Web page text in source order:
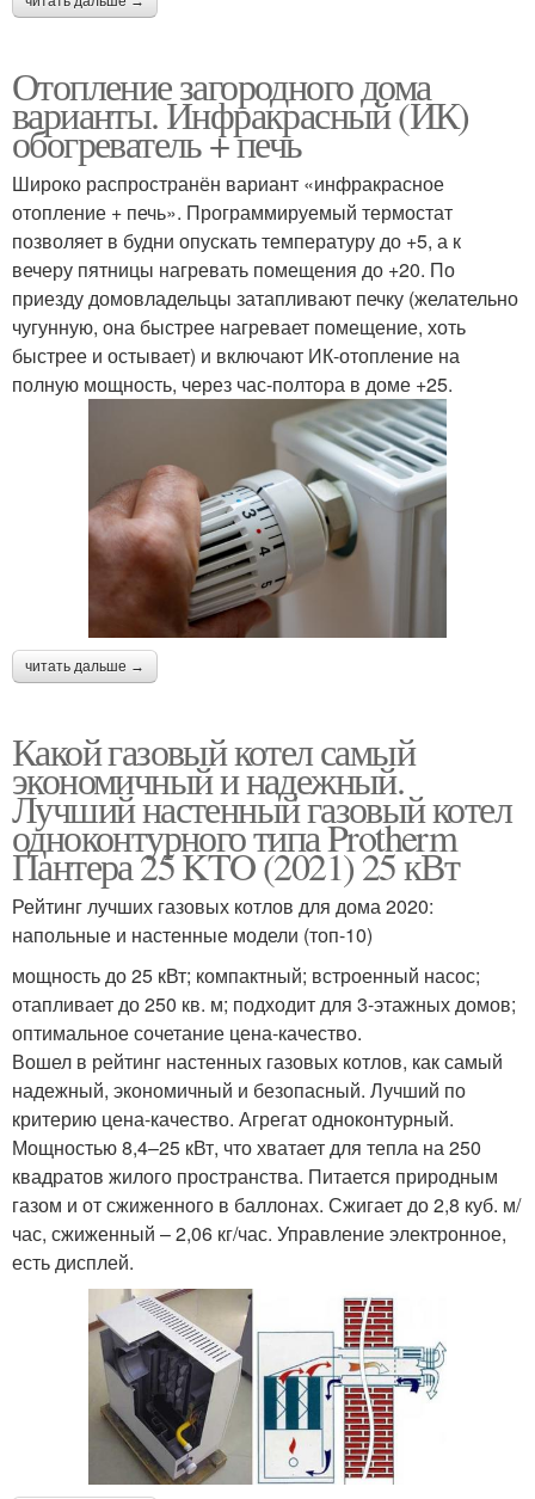
Отопление загородного дома
варианты. Инфракрасный (ИК)
обогреватель + печь
Широко распространён вариант «инфракрасное
отопление + печь». Программируемый термостат
позволяет в будни опускать температуру до +5, а к
вечеру пятницы нагревать помещения до +20. По
приезду домовладельцы затапливают печку (желательно
чугунную, она быстрее нагревает помещение, хоть
быстрее и остывает) и включают ИК-отопление на
полную мощность, через час-полтора в доме +25.
читать дальше →
Какой газовый котел самый
экономичный и надежный.
Лучший настенный газовый котел
одноконтурного типа Protherm
Пантера 25 KTO (2021) 25 кВт
Рейтинг лучших газовых котлов для дома 2020:
напольные и настенные модели (топ-10)
мощность до 25 кВт; компактный; встроенный насос;
отапливает до 250 кв. м; подходит для 3-этажных домов;
оптимальное сочетание цена-качество.
Вошел в рейтинг настенных газовых котлов, как самый
надежный, экономичный и безопасный. Лучший по
критерию цена-качество. Агрегат одноконтурный.
Мощностью 8,4–25 кВт, что хватает для тепла на 250
квадратов жилого пространства. Питается природным
газом и от сжиженного в баллонах. Сжигает до 2,8 куб. м/
час, сжиженный – 2,06 кг/час. Управление электронное,
есть дисплей.